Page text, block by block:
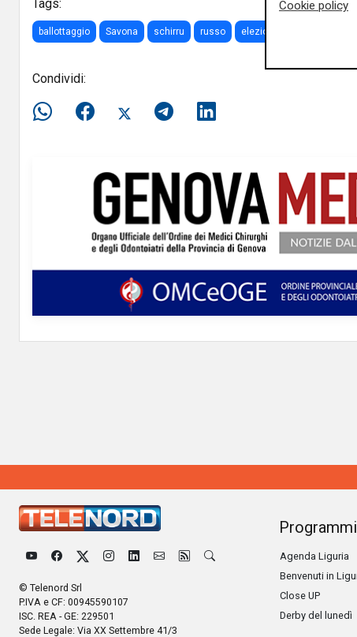
Tags:
ballottaggio Savona schirru russo elezione
Condividi:
© Telenord Srl
P.IVA e CF: 00945590107
ISC. REA - GE: 229501
Sede Legale: Via XX Settembre 41/3
Programmi
Agenda Liguria
Benvenuti in
Close UP
Derby del lunedì
Cookie policy